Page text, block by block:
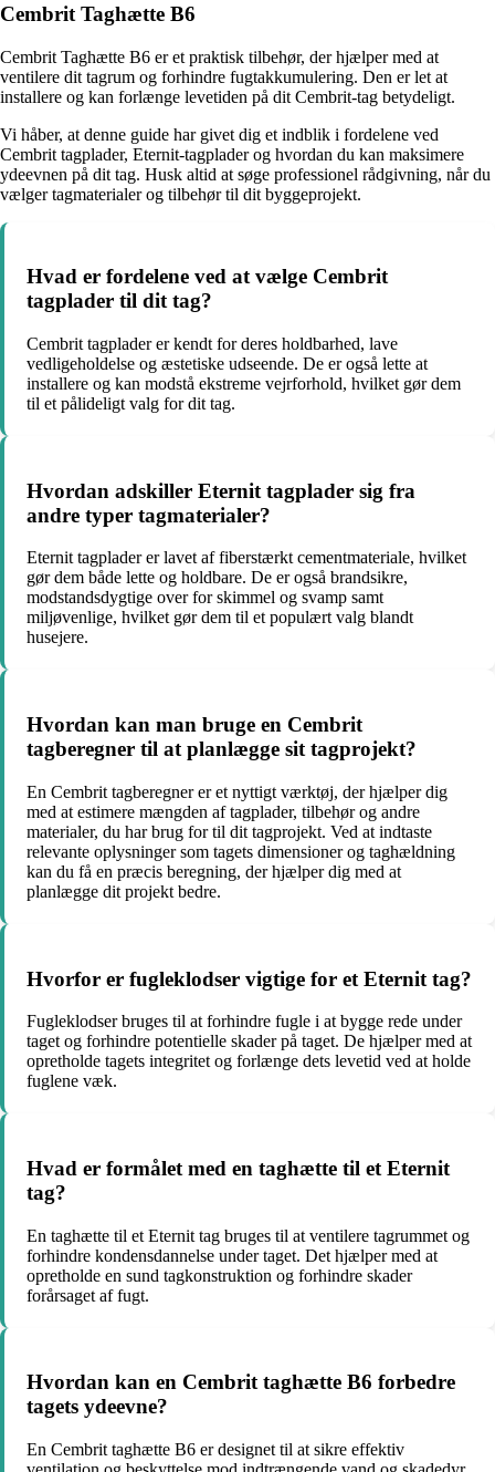
Cembrit Taghætte B6
Cembrit Taghætte B6 er et praktisk tilbehør, der hjælper med at
ventilere dit tagrum og forhindre fugtakkumulering. Den er let at
installere og kan forlænge levetiden på dit Cembrit-tag betydeligt.
Vi håber, at denne guide har givet dig et indblik i fordelene ved
Cembrit tagplader, Eternit-tagplader og hvordan du kan maksimere
ydeevnen på dit tag. Husk altid at søge professionel rådgivning, når du
vælger tagmaterialer og tilbehør til dit byggeprojekt.
Hvad er fordelene ved at vælge Cembrit
tagplader til dit tag?
Cembrit tagplader er kendt for deres holdbarhed, lave
vedligeholdelse og æstetiske udseende. De er også lette at
installere og kan modstå ekstreme vejrforhold, hvilket gør dem
til et pålideligt valg for dit tag.
Hvordan adskiller Eternit tagplader sig fra
andre typer tagmaterialer?
Eternit tagplader er lavet af fiberstærkt cementmateriale, hvilket
gør dem både lette og holdbare. De er også brandsikre,
modstandsdygtige over for skimmel og svamp samt
miljøvenlige, hvilket gør dem til et populært valg blandt
husejere.
Hvordan kan man bruge en Cembrit
tagberegner til at planlægge sit tagprojekt?
En Cembrit tagberegner er et nyttigt værktøj, der hjælper dig
med at estimere mængden af tagplader, tilbehør og andre
materialer, du har brug for til dit tagprojekt. Ved at indtaste
relevante oplysninger som tagets dimensioner og taghældning
kan du få en præcis beregning, der hjælper dig med at
planlægge dit projekt bedre.
Hvorfor er fugleklodser vigtige for et Eternit tag?
Fugleklodser bruges til at forhindre fugle i at bygge rede under
taget og forhindre potentielle skader på taget. De hjælper med at
opretholde tagets integritet og forlænge dets levetid ved at holde
fuglene væk.
Hvad er formålet med en taghætte til et Eternit
tag?
En taghætte til et Eternit tag bruges til at ventilere tagrummet og
forhindre kondensdannelse under taget. Det hjælper med at
opretholde en sund tagkonstruktion og forhindre skader
forårsaget af fugt.
Hvordan kan en Cembrit taghætte B6 forbedre
tagets ydeevne?
En Cembrit taghætte B6 er designet til at sikre effektiv